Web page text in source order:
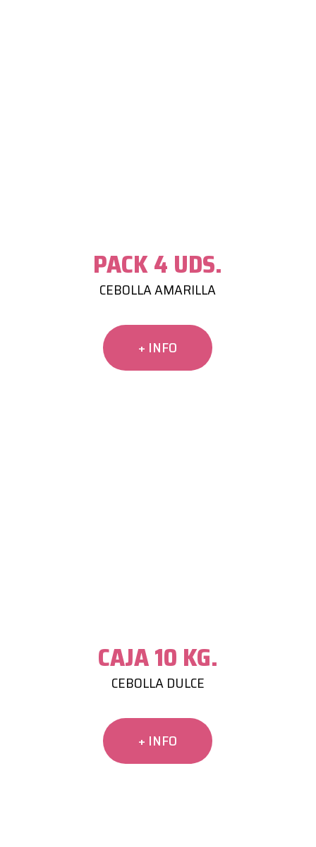
PACK 4 UDS.
CEBOLLA AMARILLA
+ INFO
CAJA 10 KG.
CEBOLLA DULCE
+ INFO